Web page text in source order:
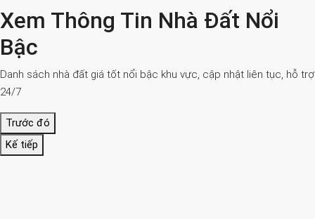
Xem Thông Tin Nhà Đất Nổi
Bậc
Danh sách nhà đất giá tốt nổi bậc khu vực, cập nhật liên tục, hỗ trợ
24/7
Trước đó
Kế tiếp